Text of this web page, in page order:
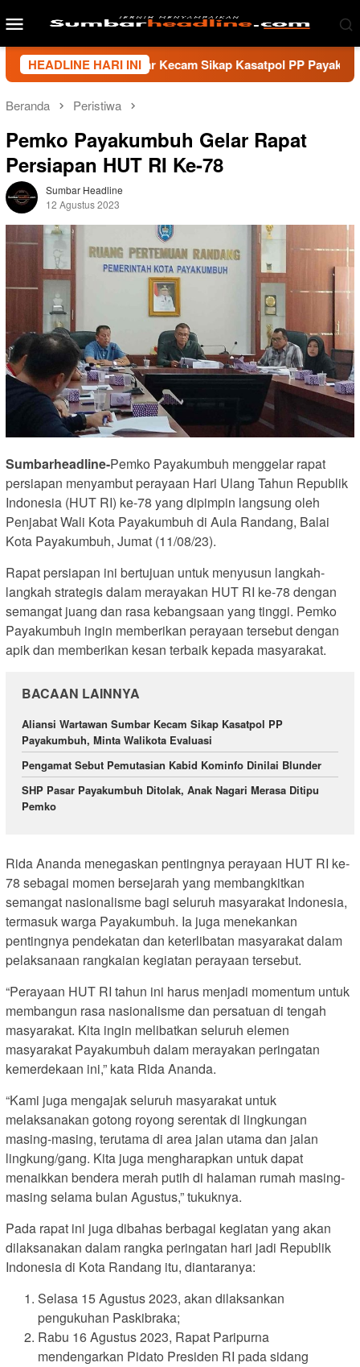
ke
Menu
Mobile
HEADLINE HARI INI
Sumbar Kecam Sikap Kasatpol PP Payakumbuh, Minta
Beranda Peristiwa
Pemko Payakumbuh Gelar Rapat
Persiapan HUT RI Ke-78
Sumbar Headline
12 Agustus 2023
Sumbarheadline-Pemko Payakumbuh menggelar rapat
persiapan menyambut perayaan Hari Ulang Tahun Republik
Indonesia (HUT RI) ke-78 yang dipimpin langsung oleh
Penjabat Wali Kota Payakumbuh di Aula Randang, Balai
Kota Payakumbuh, Jumat (11/08/23).
Rapat persiapan ini bertujuan untuk menyusun langkah-
langkah strategis dalam merayakan HUT RI ke-78 dengan
semangat juang dan rasa kebangsaan yang tinggi. Pemko
Payakumbuh ingin memberikan perayaan tersebut dengan
apik dan memberikan kesan terbaik kepada masyarakat.
BACAAN LAINNYA
Aliansi Wartawan Sumbar Kecam Sikap Kasatpol PP
Payakumbuh, Minta Walikota Evaluasi
Pengamat Sebut Pemutasian Kabid Kominfo Dinilai Blunder
SHP Pasar Payakumbuh Ditolak, Anak Nagari Merasa Ditipu
Pemko
Rida Ananda menegaskan pentingnya perayaan HUT RI ke-
78 sebagai momen bersejarah yang membangkitkan
semangat nasionalisme bagi seluruh masyarakat Indonesia,
termasuk warga Payakumbuh. Ia juga menekankan
pentingnya pendekatan dan keterlibatan masyarakat dalam
pelaksanaan rangkaian kegiatan perayaan tersebut.
“Perayaan HUT RI tahun ini harus menjadi momentum untuk
membangun rasa nasionalisme dan persatuan di tengah
masyarakat. Kita ingin melibatkan seluruh elemen
masyarakat Payakumbuh dalam merayakan peringatan
kemerdekaan ini,” kata Rida Ananda.
“Kami juga mengajak seluruh masyarakat untuk
melaksanakan gotong royong serentak di lingkungan
masing-masing, terutama di area jalan utama dan jalan
lingkung/gang. Kita juga mengharapkan untuk dapat
menaikkan bendera merah putih di halaman rumah masing-
masing selama bulan Agustus,” tukuknya.
Pada rapat ini juga dibahas berbagai kegiatan yang akan
dilaksanakan dalam rangka peringatan hari jadi Republik
Indonesia di Kota Randang itu, diantaranya:
Selasa 15 Agustus 2023, akan dilaksankan
pengukuhan Paskibraka;
Rabu 16 Agustus 2023, Rapat Paripurna
mendengarkan Pidato Presiden RI pada sidang